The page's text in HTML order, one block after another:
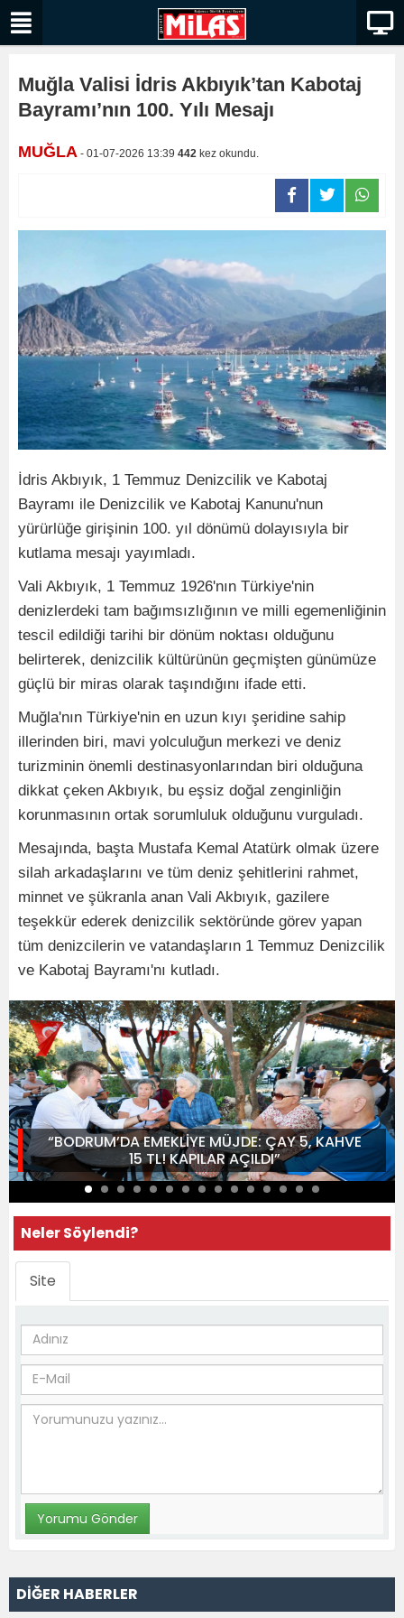
Muğla Valisi İdris Akbıyık’tan Kabotaj
Bayramı’nın 100. Yılı Mesajı
MUĞLA - 01-07-2026 13:39 442 kez okundu.
İdris Akbıyık, 1 Temmuz Denizcilik ve Kabotaj
Bayramı ile Denizcilik ve Kabotaj Kanunu'nun
yürürlüğe girişinin 100. yıl dönümü dolayısıyla bir
kutlama mesajı yayımladı.
Vali Akbıyık, 1 Temmuz 1926'nın Türkiye'nin
denizlerdeki tam bağımsızlığının ve milli egemenliğinin
tescil edildiği tarihi bir dönüm noktası olduğunu
belirterek, denizcilik kültürünün geçmişten günümüze
güçlü bir miras olarak taşındığını ifade etti.
Muğla'nın Türkiye'nin en uzun kıyı şeridine sahip
illerinden biri, mavi yolculuğun merkezi ve deniz
turizminin önemli destinasyonlarından biri olduğuna
dikkat çeken Akbıyık, bu eşsiz doğal zenginliğin
korunmasının ortak sorumluluk olduğunu vurguladı.
Mesajında, başta Mustafa Kemal Atatürk olmak üzere
silah arkadaşlarını ve tüm deniz şehitlerini rahmet,
minnet ve şükranla anan Vali Akbıyık, gazilere
teşekkür ederek denizcilik sektöründe görev yapan
tüm denizcilerin ve vatandaşların 1 Temmuz Denizcilik
ve Kabotaj Bayramı'nı kutladı.
“BODRUM’DA EMEKLİYE MÜJDE: ÇAY 5, KAHVE
15 TL! KAPILAR AÇILDI”
Neler Söylendi?
Site
DİĞER HABERLER